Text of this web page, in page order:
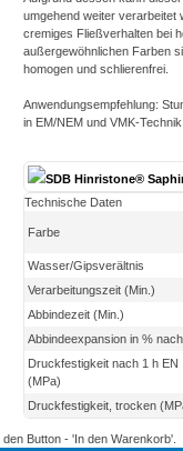
umgehend weiter verarbeitet
cremiges Fließverhalten bei
außergewöhnlichen Farben
homogen und schlierenfrei.
Anwendungsempfehlung:
in EM/NEM und VMK-
SDB Hinristone®
Technische Daten
Farbe
Wasser/Gipsverältnis
Verarbeitungszeit (Min.)
Abbindezeit (Min.)
Abbindeexpansion in %
Druckfestigkeit nach 1 h EN
(MPa)
Druckfestigkeit, trocken
Button - 'In den Warenkorb'.